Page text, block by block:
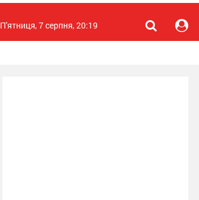
П'ятниця, 7 серпня, 20:19